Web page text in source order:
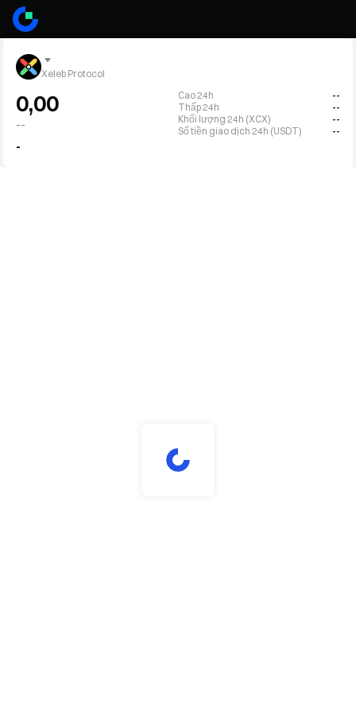
Xeleb Protocol
0,00
--
-
Cao 24h
--
Thấp 24h
--
Khối lượng 24h (XCX)
--
Số tiền giao dịch 24h (USDT)
--